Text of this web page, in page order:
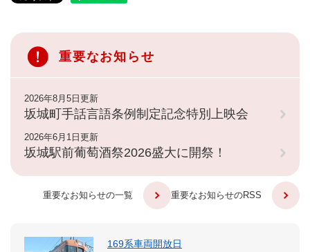
重要なお知らせ
2026年8月5日更新
坂城町手話言語条例制定記念特別上映会
2026年6月1日更新
坂城駅前葡萄酒祭2026盛大に開祭！
重要なお知らせの一覧 重要なお知らせのRSS
169系車両開放日